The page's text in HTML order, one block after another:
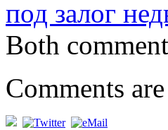
под залог
Both
Comments